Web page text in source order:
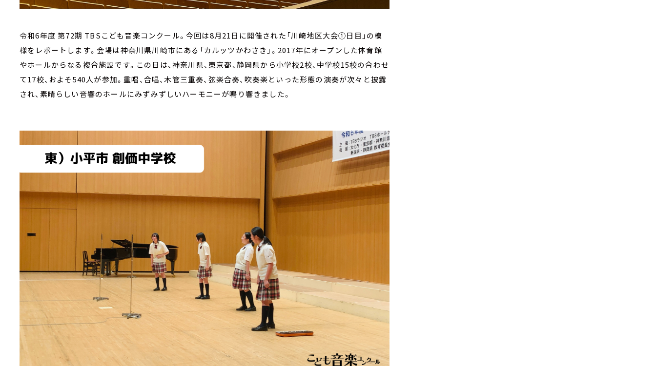
令和6年度 第72期 TBSこども音楽コンクール。今回は8月21日に開催された「川崎地区大会①日目」の模
様をレポートします。会場は神奈川県川崎市にある「カルッツかわさき」。2017年にオープンした体育館
やホールからなる複合施設です。この日は、神奈川県、東京都、静岡県から小学校2校、中学校15校の合わせ
て17校、およそ540人が参加。重唱、合唱、木管三重奏、弦楽合奏、吹奏楽といった形態の演奏が次々と披露
され、素晴らしい音響のホールにみずみずしいハーモニーが鳴り響きました。